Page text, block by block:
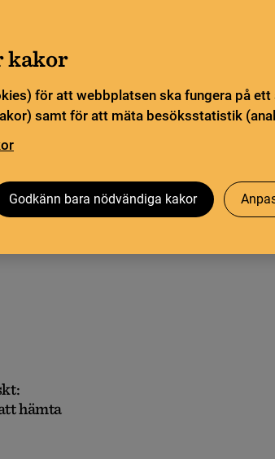
kakor
för att webbplatsen ska fungera på
samt för att mäta besöksstatistik
Godkänn bara nödvändiga kakor
och ISBN
Öppen vetenskap
hämta